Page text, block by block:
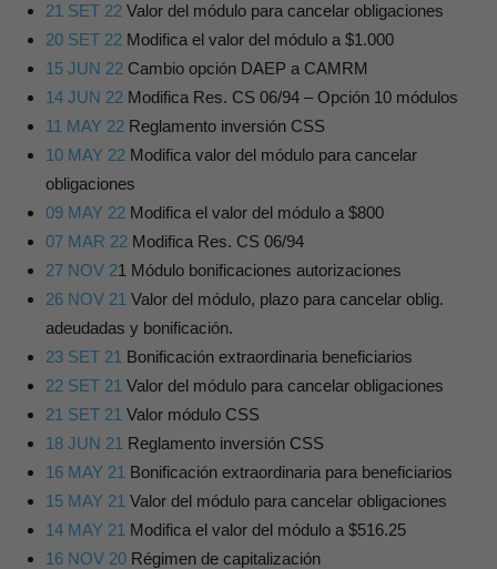
21 SET 22 Valor del módulo para cancelar obligaciones
20 SET 22 Modifica el valor del módulo a $1.000
15 JUN 22 Cambio opción DAEP a CAMRM
14 JUN 22 Modifica Res. CS 06/94 – Opción 10 módulos
11 MAY 22 Reglamento inversión CSS
10 MAY 22 Modifica valor del módulo para cancelar
obligaciones
09 MAY 22 Modifica el valor del módulo a $800
07 MAR 22 Modifica Res. CS 06/94
27 NOV 21 Módulo bonificaciones autorizaciones
26 NOV 21 Valor del módulo, plazo para cancelar oblig.
adeudadas y bonificación.
23 SET 21 Bonificación extraordinaria beneficiarios
22 SET 21 Valor del módulo para cancelar obligaciones
21 SET 21 Valor módulo CSS
18 JUN 21 Reglamento inversión CSS
16 MAY 21 Bonificación extraordinaria para beneficiarios
15 MAY 21 Valor del módulo para cancelar obligaciones
14 MAY 21 Modifica el valor del módulo a $516.25
16 NOV 20 Régimen de capitalización